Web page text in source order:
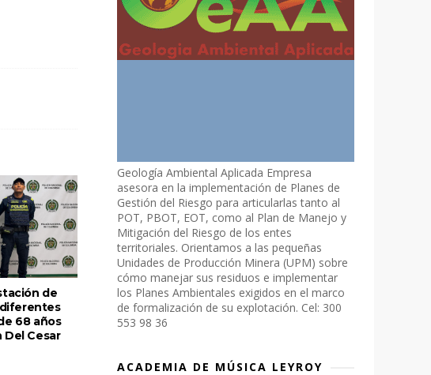
de
68 años
Del Cesar
Geología Ambiental Aplicada Empresa
asesora en la implementación de Planes de
Gestión del Riesgo para articularlas tanto al
POT, PBOT, EOT, como al Plan de Manejo y
Mitigación del Riesgo de los entes
territoriales. Orientamos a las pequeñas
Unidades de Producción Minera (UPM) sobre
cómo manejar sus residuos e implementar
los Planes Ambientales exigidos en el marco
de formalización de su explotación. Cel: 300
553 98 36
ACADEMIA DE MÚSICA LEYROY